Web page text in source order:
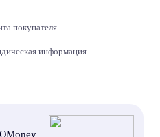
покупателя
информация